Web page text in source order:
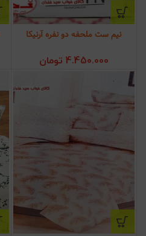
نیم ست ملحفه دو نفره آرنیکا
4.450.000 تومان